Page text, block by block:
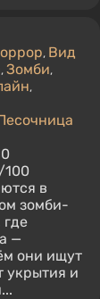
, Вид
, Зомби,
,
100
в
зомби-
где
—
они ищут
укрытия и